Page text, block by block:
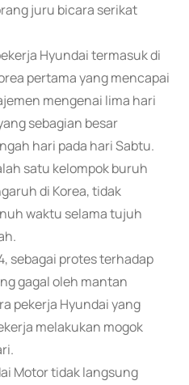
juru bicara serikat
Hyundai termasuk di
pertama yang mencapai
mengenai lima hari
sebagian besar
hari pada hari Sabtu.
satu kelompok buruh
di Korea, tidak
waktu selama tujuh
sebagai protes terhadap
gagal oleh mantan
pekerja Hyundai yang
melakukan mogok
Motor tidak langsung